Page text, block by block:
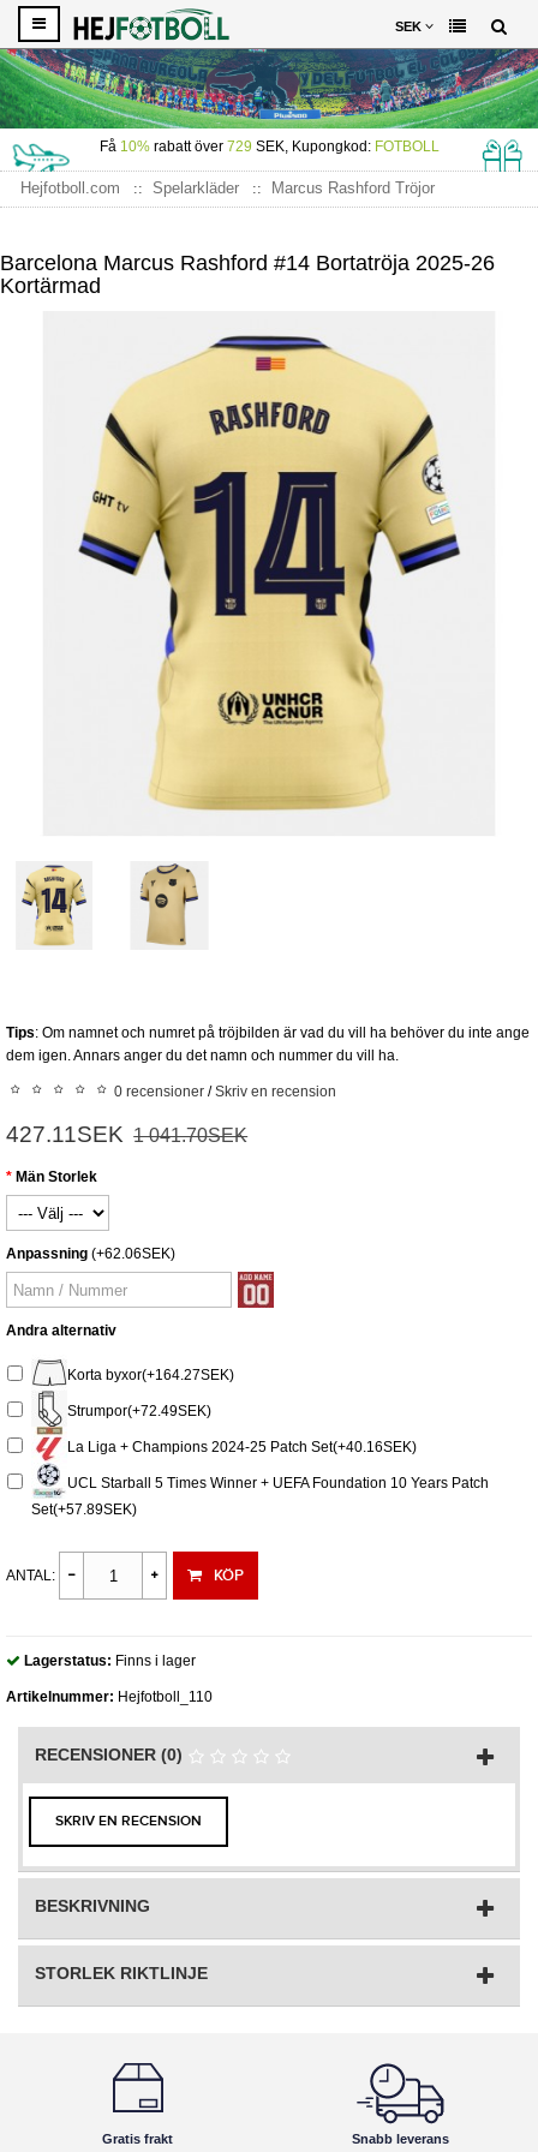
SEK
Få 10%rabatt över 729 SEK, Kupongkod: FOTBOLL
Hejfotboll.com Spelarkläder
Marcus Rashford Tröjor
Barcelona Marcus Rashford #14 Bortatröja 2025-26
Kortärmad
Tips: Om namnet och numret på tröjbilden är vad du vill ha behöver du inte ange
dem igen. Annars anger du det namn och nummer du vill ha.
0 recensioner /Skriv en recension
427.11SEK 1 041.70SEK
Män Storlek
Anpassning (+62.06SEK)
Andra alternativ
Korta byxor(+164.27SEK)
Strumpor(+72.49SEK)
La Liga + Champions 2024-25 Patch Set(+40.16SEK)
UCL Starball 5 Times Winner + UEFA Foundation 10 Years Patch
Set(+57.89SEK)
ANTAL: KÖP
Lagerstatus: Finns i lager
Artikelnummer: Hejfotboll_110
RECENSIONER (0)
SKRIV EN RECENSION
BESKRIVNING
STORLEK RIKTLINJE
Gratis frakt Snabb leverans